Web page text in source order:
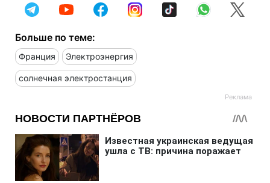
Больше по теме:
Франция Электроэнергия
солнечная электростанция